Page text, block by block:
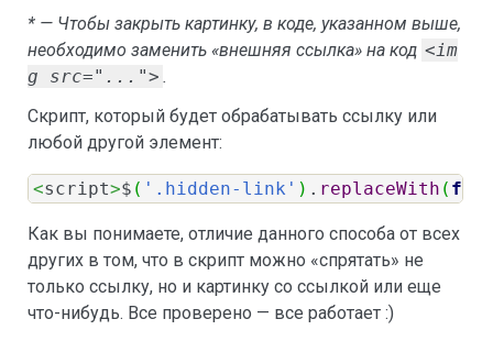
* — Чтобы закрыть картинку, в коде, указанном выше,
необходимо заменить «внешняя ссылка» на код <im
g src="..."> .
Скрипт, который будет обрабатывать ссылку или
любой другой элемент:
<script>$ ( '.hidden-link' ) . replaceWith (
Как вы понимаете, отличие данного способа от всех
других в том, что в скрипт можно «спрятать» не
только ссылку, но и картинку со ссылкой или еще
что-нибудь. Все проверено — все работает :)